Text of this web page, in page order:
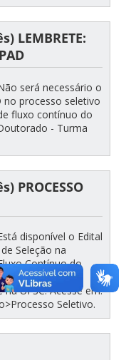
LEMBRETE:
será necessário o
no processo seletivo
fluxo contínuo do
- Turma
PROCESSO
disponível o Edital
Seleção na
Contínuo do
em
na UFSC. Acesse em:
Seletivo.